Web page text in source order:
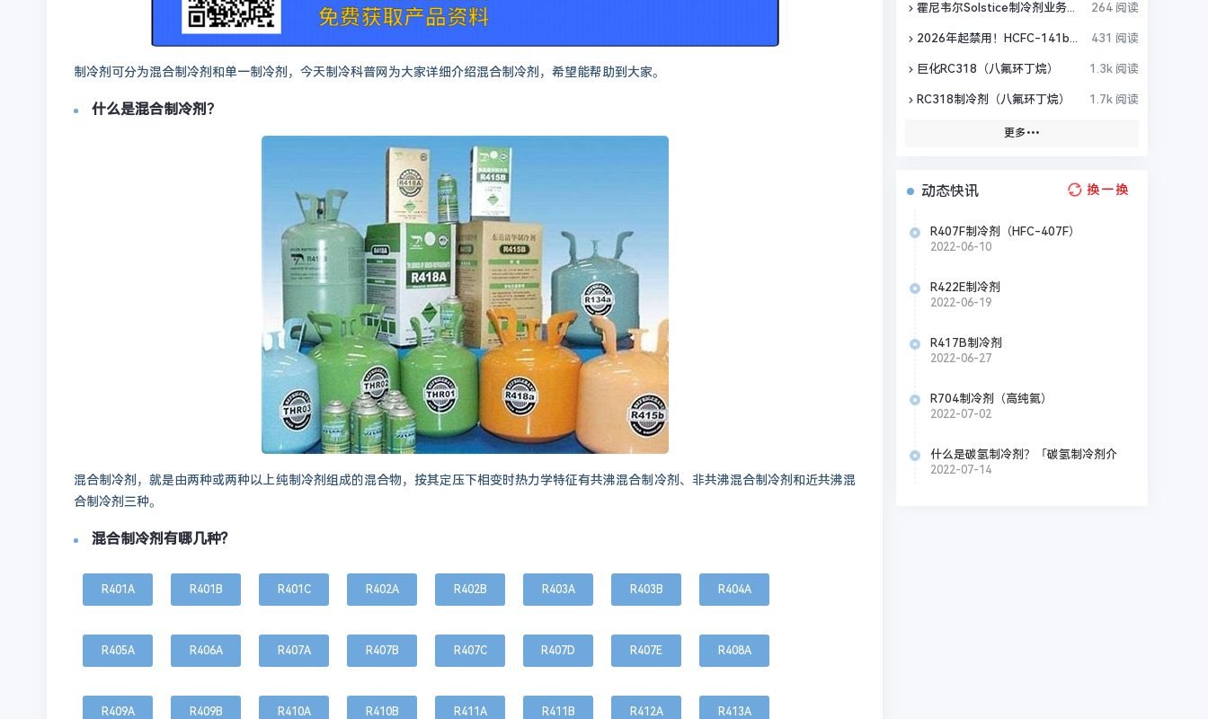
制冷剂可分为混合制冷剂和单一制冷剂，今天制冷科普网为大家详细介绍混合制冷剂，希望能帮助到大家。
什么是混合制冷剂？
混合制冷剂，就是由两种或两种以上纯制冷剂组成的混合物，按其定压下相变时热力学特征有共沸混合制冷剂、非共沸混合制冷剂和近共沸混
合制冷剂三种。
混合制冷剂有哪几种?
R401A R401B R401C R402A R402B R403A R403B R404A
R405A R406A R407A R407B R407C R407D R407E R408A
R409A R409B R410A R410B R411A R411B R412A R413A
霍尼韦尔Solstice制冷剂业务独立，制冷剂产品会变吗？ 264 阅读
2026年起禁用！HCFC-141b替代方案全盘点 431 阅读
巨化RC318（八氟环丁烷） 1.3k 阅读
RC318制冷剂（八氟环丁烷） 1.7k 阅读
更多
动态快讯 换一换
R407F制冷剂（HFC-407F）
2022-06-10
R422E制冷剂
2022-06-19
R417B制冷剂
2022-06-27
R704制冷剂（高纯氦）
2022-07-02
什么是碳氢制冷剂？「碳氢制冷剂介
绍」
2022-07-14